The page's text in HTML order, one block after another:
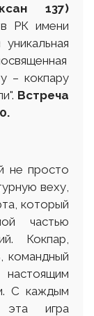
137)
РК имени
– кокпару
Встреча
не просто
веху,
который
частью
Кокпар,
командный
С каждым
эта игра